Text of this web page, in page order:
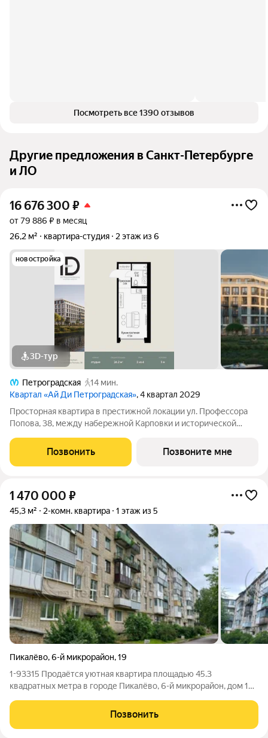
Посмотреть все 1390 отзывов
Другие предложения в Санкт-Петербурге
и ЛО
16 676 300 ₽
от 79 886 ₽ в месяц
26,2 м²
квартира-студия 2 этаж из 6
новостройка
3D-тур
Петроградская
14 мин.
Квартал «Ай Ди Петроградская», 4 квартал 2029
Просторная квартира в престижной локации ул. Профессора
Попова, 38, между набережной Карповки и исторической
виды на Иоанновский монастырь и реку Карповку. В пешей
доступности метро
Позвонить Позвоните мне
1 470 000 ₽
45,3 м² 2-комн. квартира 1 этаж из 5
Пикалёво,6-й микрорайон,19
1-93315 Продаётся уютная квартира площадью 45.3
квадратных метра в городе Пикалёво, 6-й микрорайон, дом 19.
площадью 30.8 квадратных метра, а кухня 6 квадратных
метров. Комнаты смежные, сан.узел
Позвонить